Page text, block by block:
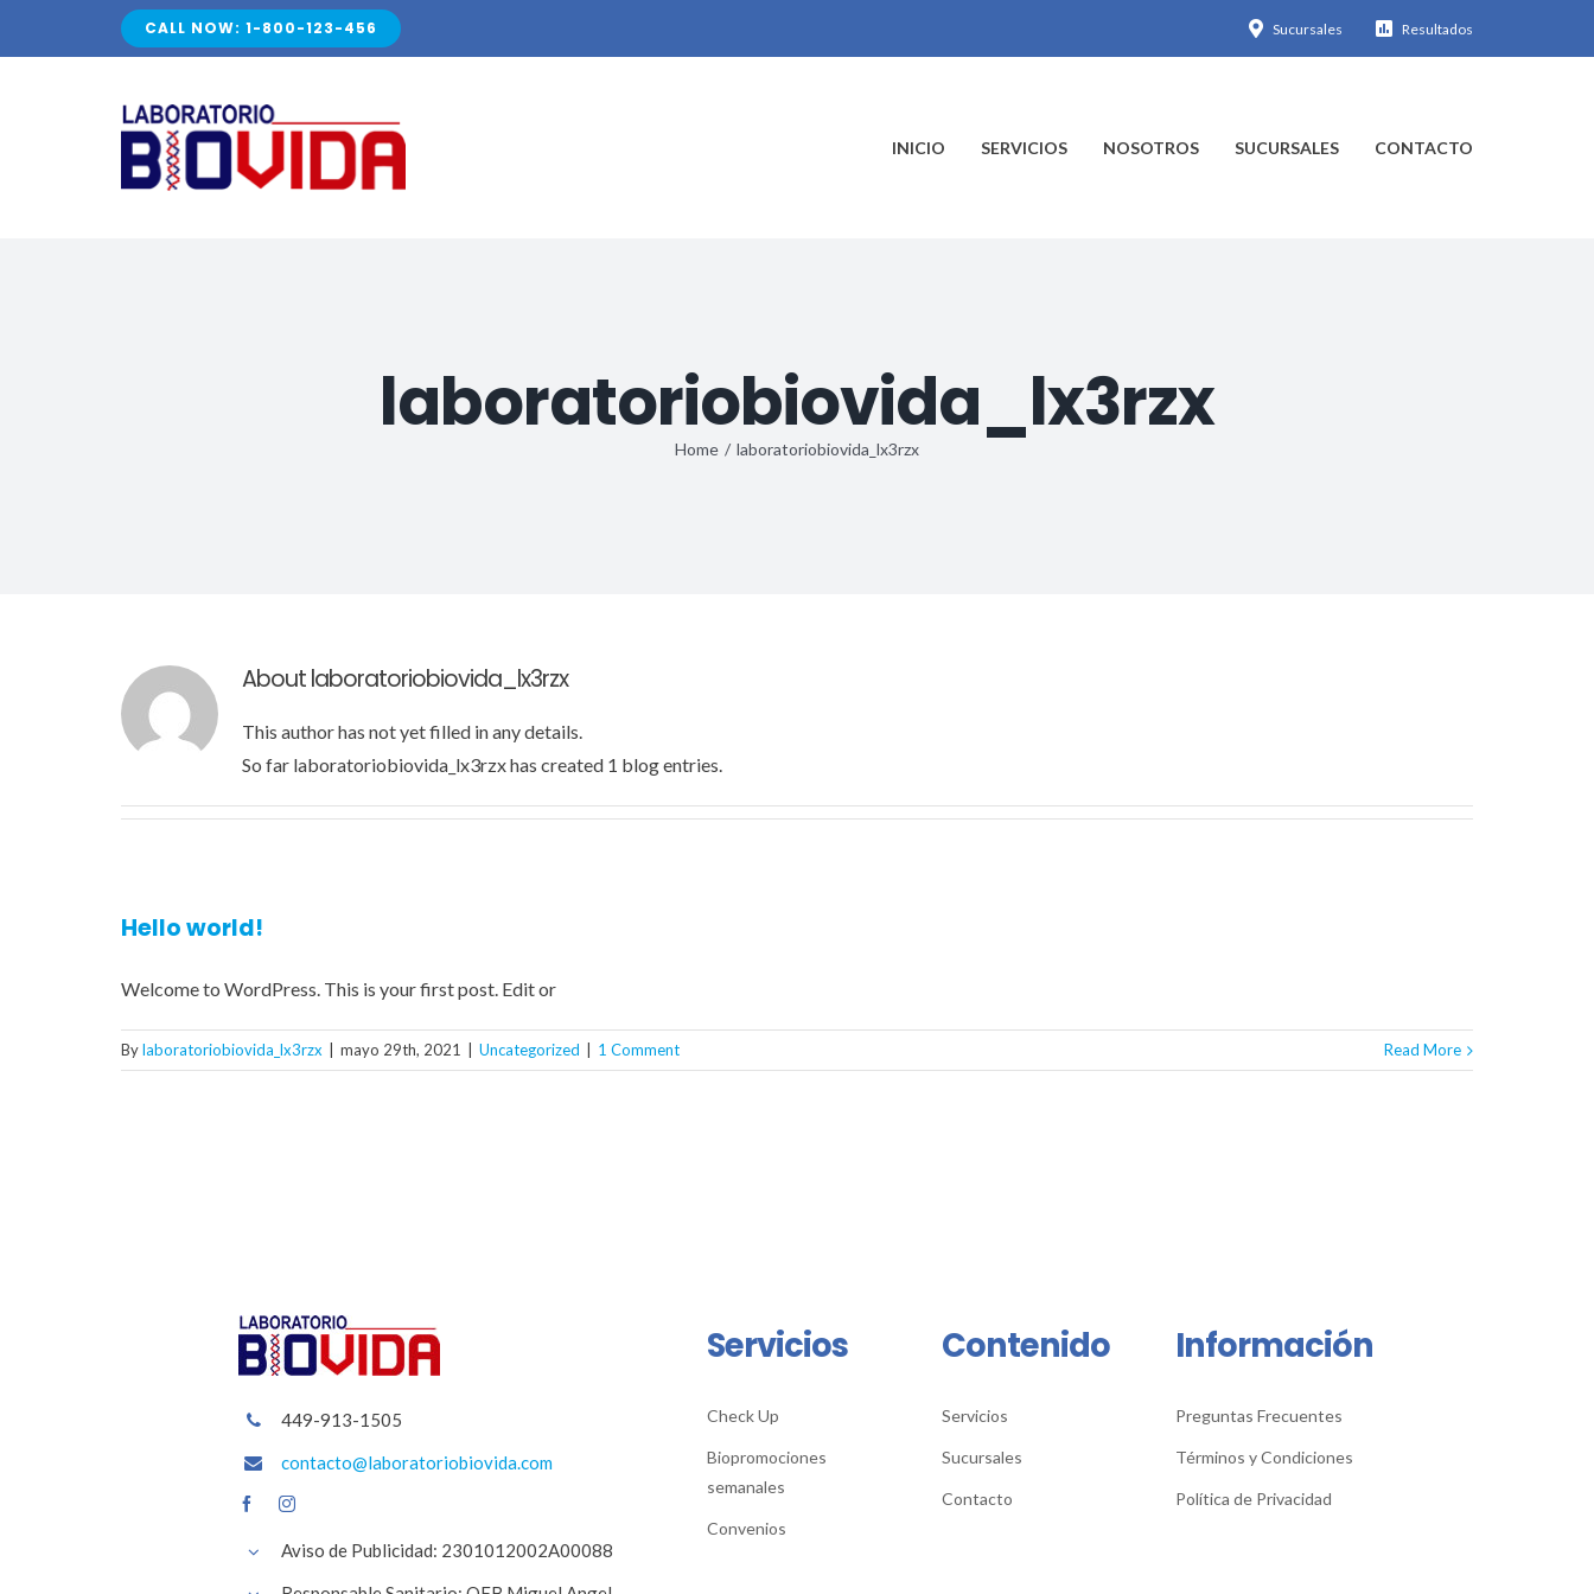
CALL NOW: 1-800-123-456 Sucursales Resultados
INICIO SERVICIOS NOSOTROS SUCURSALES CONTACTO
laboratoriobiovida_lx3rzx
Home / laboratoriobiovida_lx3rzx
Aboutlaboratoriobiovida_lx3rzx
This author has not yet filled in any details.
So far laboratoriobiovida_lx3rzx has created 1 blog entries.
Hello world!
Welcome to WordPress. This is your first post. Edit or
Bylaboratoriobiovida_lx3rzx mayo 29th, 2021 Uncategorized 1 Comment Read More
449-913-1505
contacto@laboratoriobiovida.com
Aviso de Publicidad: 2301012002A00088
Servicios
Check Up
Biopromociones
semanales
Convenios
Contenido
Servicios
Sucursales
Contacto
Información
Preguntas Frecuentes
Términos y Condiciones
Política de Privacidad